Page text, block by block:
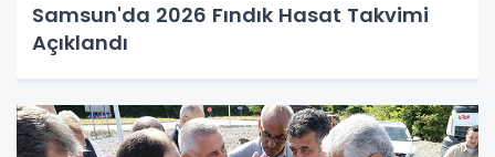
Samsun'da 2026 Fındık Hasat Takvimi
Açıklandı